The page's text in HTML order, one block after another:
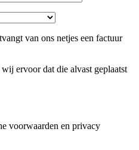
van ons netjes een factuur
ervoor dat die alvast geplaatst
voorwaarden en privacy